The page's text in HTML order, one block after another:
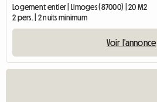
Logement entier | Limoges (87000) | 20 M2
2 pers. | 2 nuits minimum
Voir l'annonce